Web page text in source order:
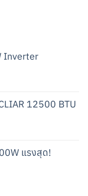
Inverter
12500 BTU
แรงสุด!